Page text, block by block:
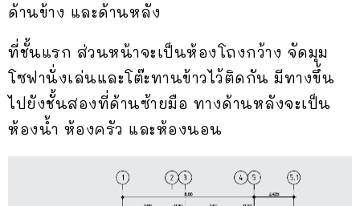
ด้านข้าง และด้านหลัง
ที่ชั้นแรก ส่วนหน้าจะเป็นห้องโถงกว้าง จัดมุม
โซฟานั่งเล่นและโต๊ะทานข้าวไว้ติดกัน มีทางขึ้น
ไปยังชั้นสองที่ด้านซ้ายมือ ทางด้านหลังจะเป็น
ห้องน้ำ ห้องครัว และห้องนอน